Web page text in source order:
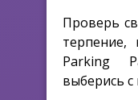
Проверь
терпение,
Parking
выберись с